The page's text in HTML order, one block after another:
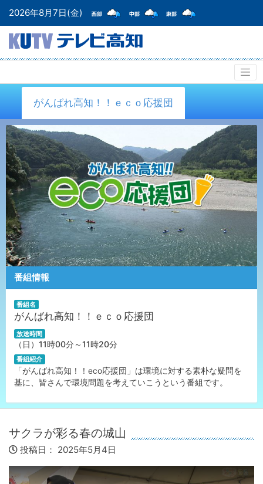
2026年8月7日(金)
がんばれ高知！！ｅｃｏ応援団
番組情報
番組名
がんばれ高知！！ｅｃｏ応援団
放送時間
（日）11時00分～11時20分
番組紹介
「がんばれ高知！！eco応援団」は環境に対する素朴な疑問を
基に、皆さんで環境問題を考えていこうという番組です。
サクラが彩る春の城山
投稿日： 2025年5月4日